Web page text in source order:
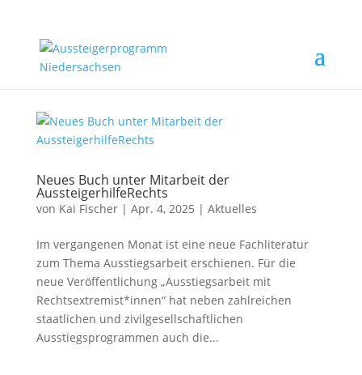
Neues Buch unter Mitarbeit der
AussteigerhilfeRechts
von Kai Fischer| Apr. 4, 2025 | Aktuelles
Im vergangenen Monat ist eine neue Fachliteratur
zum Thema Ausstiegsarbeit erschienen. Für die
neue Veröffentlichung „Ausstiegsarbeit mit
Rechtsextremist*innen“ hat neben zahlreichen
staatlichen und zivilgesellschaftlichen
Ausstiegsprogrammen auch die...